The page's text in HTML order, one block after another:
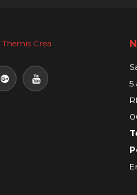
Themis Crea
5